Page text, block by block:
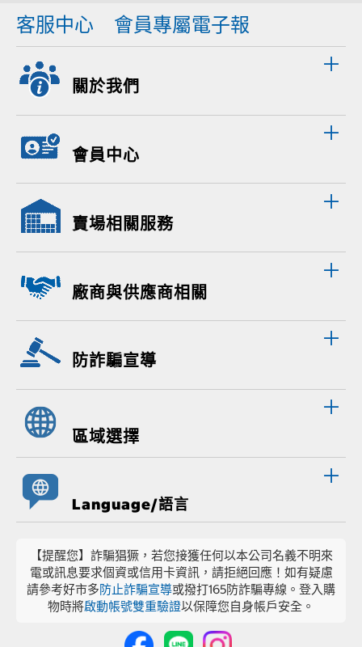
客服中心 會員專屬電子報
關於我們
會員中心
賣場相關服務
廠商與供應商相關
防詐騙宣導
區域選擇
Language/語言
【提醒您】詐騙猖獗，若您接獲任何以本公司名義不明來
電或訊息要求個資或信用卡資訊，請拒絕回應！如有疑慮
請參考好市多防止詐騙宣導或撥打165防詐騙專線。登入購
物時將啟動帳號雙重驗證以保障您自身帳戶安全。